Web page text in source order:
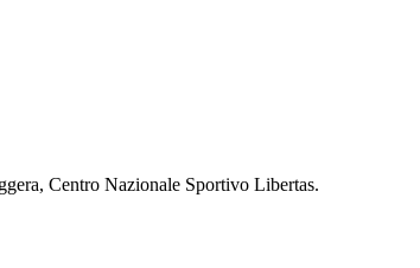
Centro Nazionale Sportivo Libertas.